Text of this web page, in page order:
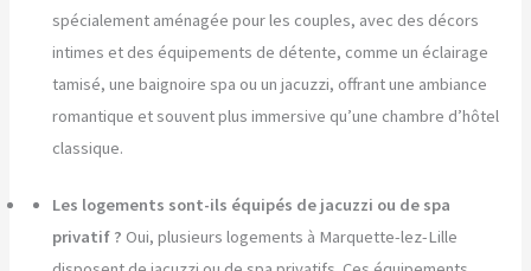
spécialement aménagée pour les couples, avec des décors
intimes et des équipements de détente, comme un éclairage
tamisé, une baignoire spa ou un jacuzzi, offrant une ambiance
romantique et souvent plus immersive qu’une chambre d’hôtel
classique.
Les logements sont-ils équipés de jacuzzi ou de spa
privatif ? Oui, plusieurs logements à Marquette-lez-Lille